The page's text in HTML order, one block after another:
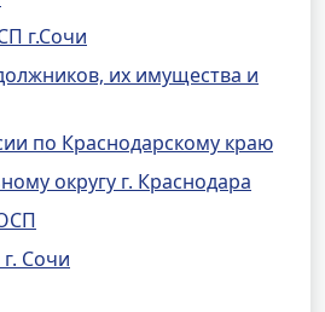
г.Сочи
их имущества и
по Краснодарскому краю
округу г. Краснодара
Сочи